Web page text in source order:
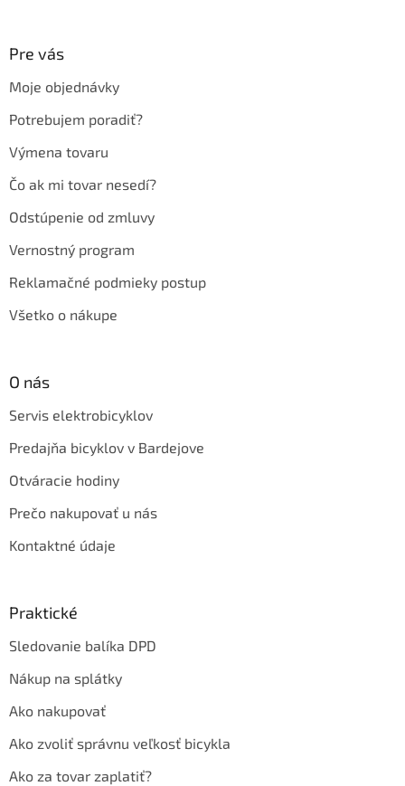
Pre vás
Moje objednávky
Potrebujem poradiť?
Výmena tovaru
Čo ak mi tovar nesedí?
Odstúpenie od zmluvy
Vernostný program
Reklamačné podmieky postup
Všetko o nákupe
O nás
Servis elektrobicyklov
Predajňa bicyklov v Bardejove
Otváracie hodiny
Prečo nakupovať u nás
Kontaktné údaje
Praktické
Sledovanie balíka DPD
Nákup na splátky
Ako nakupovať
Ako zvoliť správnu veľkosť bicykla
Ako za tovar zaplatiť?